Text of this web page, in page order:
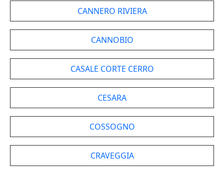
CANNERO RIVIERA
CANNOBIO
CASALE CORTE CERRO
CESARA
COSSOGNO
CRAVEGGIA